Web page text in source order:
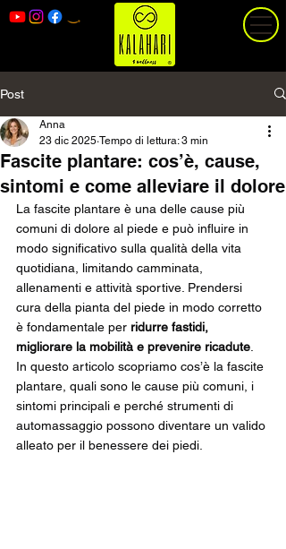
Post
Fascite plantare: cos’è, cause,
sintomi e come alleviare il dolore
Anna
23 dic 2025 Tempo di lettura: 3 min
La fascite plantare è una delle cause più
comuni di dolore al piede e può influire in
modo significativo sulla qualità della vita
quotidiana, limitando camminata,
allenamenti e attività sportive. Prendersi
cura della pianta del piede in modo corretto
è fondamentale per ridurre fastidi,
migliorare la mobilità e prevenire ricadute
In questo articolo scopriamo cos’è la fascite
plantare, quali sono le cause più comuni, i
sintomi principali e perché strumenti di
automassaggio possono diventare un valido
alleato per il benessere dei piedi.